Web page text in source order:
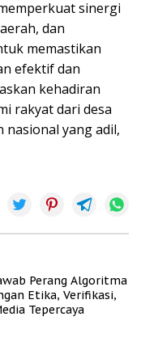
sinergi
dan
memastikan
efektif dan
kehadiran
rakyat dari desa
yang adil,
Perang Algoritma
Etika, Verifikasi,
Tepercaya